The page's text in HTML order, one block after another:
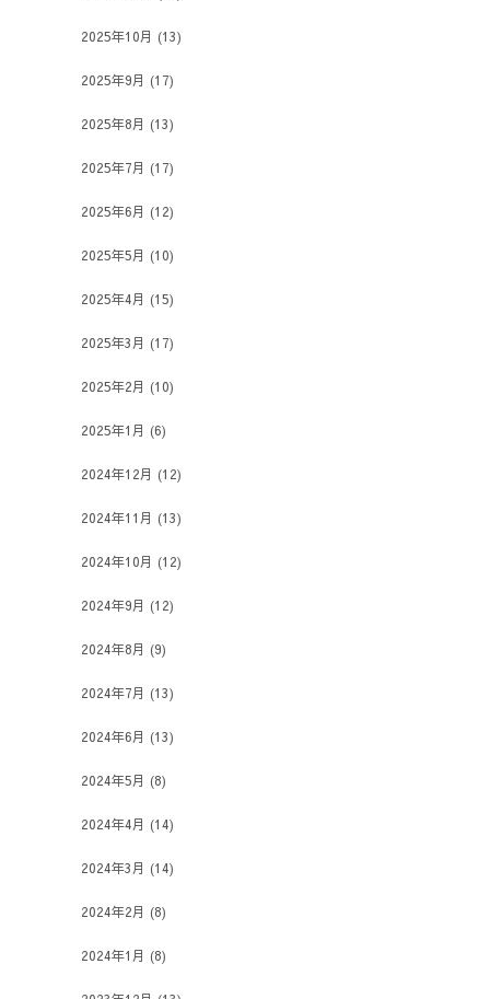
2025年10月 (13)
2025年9月 (17)
2025年8月 (13)
2025年7月 (17)
2025年6月 (12)
2025年5月 (10)
2025年4月 (15)
2025年3月 (17)
2025年2月 (10)
2025年1月 (6)
2024年12月 (12)
2024年11月 (13)
2024年10月 (12)
2024年9月 (12)
2024年8月 (9)
2024年7月 (13)
2024年6月 (13)
2024年5月 (8)
2024年4月 (14)
2024年3月 (14)
2024年2月 (8)
2024年1月 (8)